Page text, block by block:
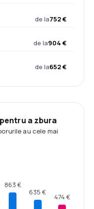
de la752 €
de la904 €
de la652 €
a zbura
au cele mai
863 €
635 €
474 €